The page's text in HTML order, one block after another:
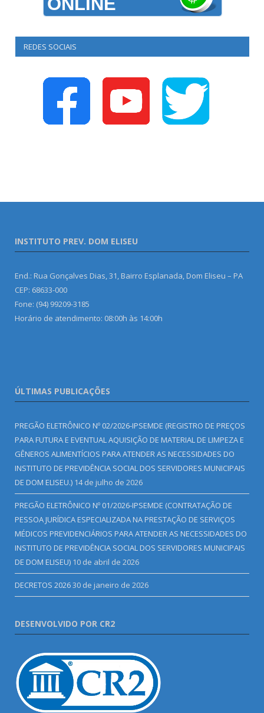
REDES SOCIAIS
INSTITUTO PREV. DOM ELISEU
End.: Rua Gonçalves Dias, 31, Bairro Esplanada, Dom Eliseu – PA
CEP: 68633-000
Fone: (94) 99209-3185
Horário de atendimento: 08:00h às 14:00h
ÚLTIMAS PUBLICAÇÕES
PREGÃO ELETRÔNICO Nº 02/2026-IPSEMDE (REGISTRO DE PREÇOS
PARA FUTURA E EVENTUAL AQUISIÇÃO DE MATERIAL DE LIMPEZA E
GÊNEROS ALIMENTÍCIOS PARA ATENDER AS NECESSIDADES DO
INSTITUTO DE PREVIDÊNCIA SOCIAL DOS SERVIDORES MUNICIPAIS
DE DOM ELISEU.) 14 de julho de 2026
PREGÃO ELETRÔNICO Nº 01/2026-IPSEMDE (CONTRATAÇÃO DE
PESSOA JURÍDICA ESPECIALIZADA NA PRESTAÇÃO DE SERVIÇOS
MÉDICOS PREVIDENCIÁRIOS PARA ATENDER AS NECESSIDADES DO
INSTITUTO DE PREVIDÊNCIA SOCIAL DOS SERVIDORES MUNICIPAIS
DE DOM ELISEU) 10 de abril de 2026
DECRETOS 202630 de janeiro de 2026
DESENVOLVIDO POR CR2